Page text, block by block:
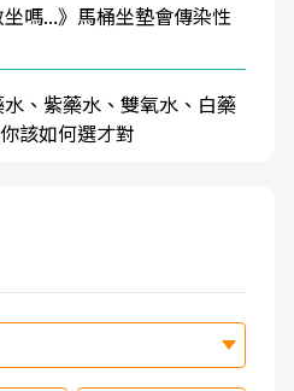
嗎...》馬桶坐墊會傳染性
、紫藥水、雙氧水、白藥
該如何選才對